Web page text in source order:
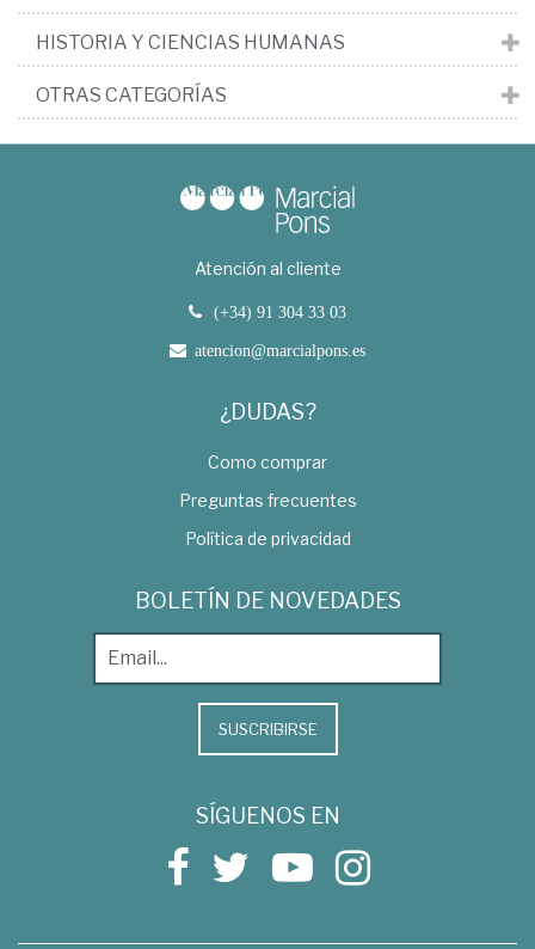
HISTORIA Y CIENCIAS HUMANAS
OTRAS CATEGORÍAS
Atención al cliente
(+34) 91 304 33 03
atencion@marcialpons.es
¿DUDAS?
Como comprar
Preguntas frecuentes
Política de privacidad
BOLETÍN DE NOVEDADES
SUSCRIBIRSE
SÍGUENOS EN